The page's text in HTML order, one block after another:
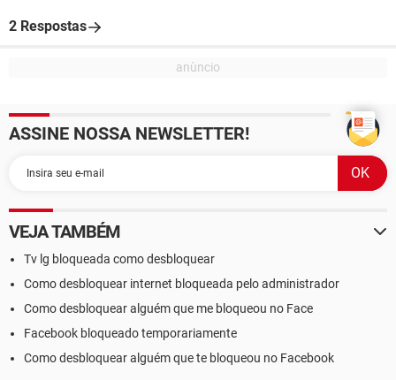
2 Respostas
ASSINE NOSSA NEWSLETTER!
VEJA TAMBÉM
Tv lg bloqueada como desbloquear
Como desbloquear internet bloqueada pelo administrador
Como desbloquear alguém que me bloqueou no Face
Facebook bloqueado temporariamente
Como desbloquear alguém que te bloqueou no Facebook